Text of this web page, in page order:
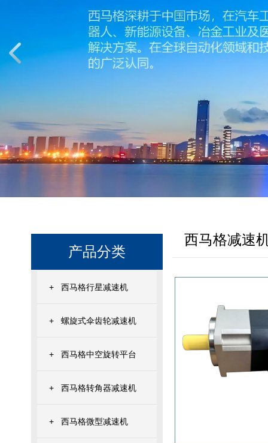
产品分类
+ 西马格行星减速机
+ 螺旋式伞齿轮减速机
+ 西马格中空旋转平台
+ 西马格转角器减速机
+ 西马格微型减速机
西马格减速